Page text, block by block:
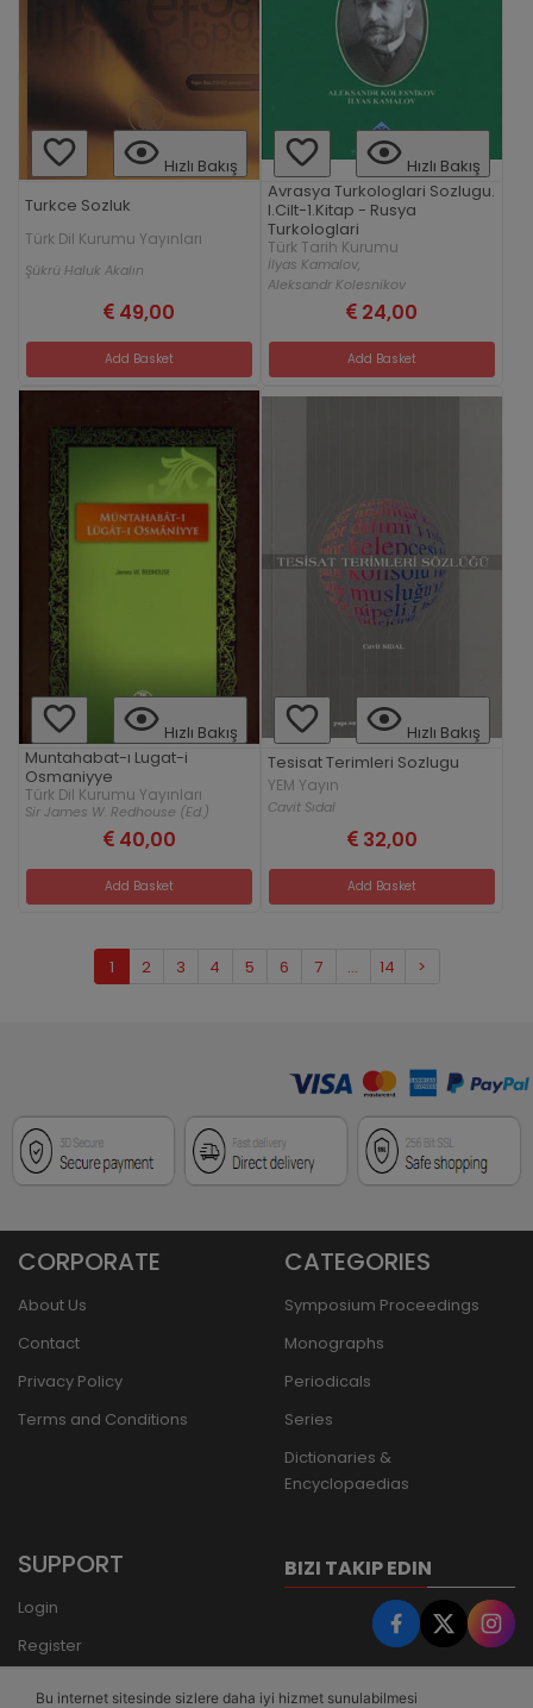
Hızlı Bakış
Turkce Sozluk
Türk Dil Kurumu Yayınları
Şükrü Haluk Akalın
49,00
Add Basket
Hızlı Bakış
Avrasya Turkologlari Sozlugu.
I.Cilt-1.Kitap - Rusya
Turkologlari
Türk Tarih Kurumu
İlyas Kamalov,
Aleksandr Kolesnikov
24,00
Add Basket
Hızlı Bakış
Muntahabat-ı Lugat-i
Osmaniyye
Türk Dil Kurumu Yayınları
Sir James W. Redhouse (Ed.)
40,00
Add Basket
Hızlı Bakış
Tesisat Terimleri Sozlugu
YEM Yayın
Cavit Sıdal
32,00
Add Basket
1 2 3 4 5 6 7 ... 14 >
CORPORATE
About Us
Contact
Privacy Policy
Terms and Conditions
CATEGORIES
Symposium Proceedings
Monographs
Periodicals
Series
Dictionaries &
Encyclopaedias
SUPPORT
Login
Register
BIZI TAKIP EDIN
Bu internet sitesinde sizlere daha iyi hizmet sunulabilmesi